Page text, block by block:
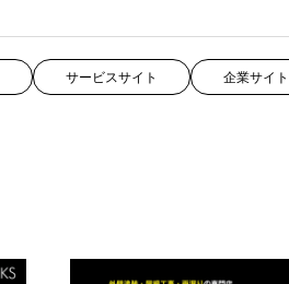
サービスサイト 企業サイト